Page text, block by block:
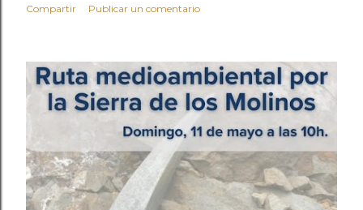
Compartir Publicar un comentario